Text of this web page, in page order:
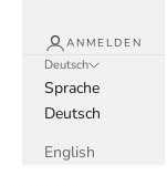
ANMELDEN
Deutsch
Sprache
Deutsch
English